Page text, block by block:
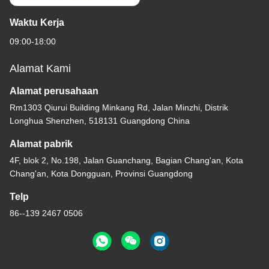
Waktu Kerja
09:00-18:00
Alamat Kami
Alamat perusahaan
Rm1303 Qiurui Building Minkang Rd, Jalan Minzhi, Distrik
Longhua Shenzhen, 518131 Guangdong China
Alamat pabrik
4F, blok 2, No.198, Jalan Guanchang, Bagian Chang'an, Kota
Chang'an, Kota Dongguan, Provinsi Guangdong
Telp
86--139 2467 0506